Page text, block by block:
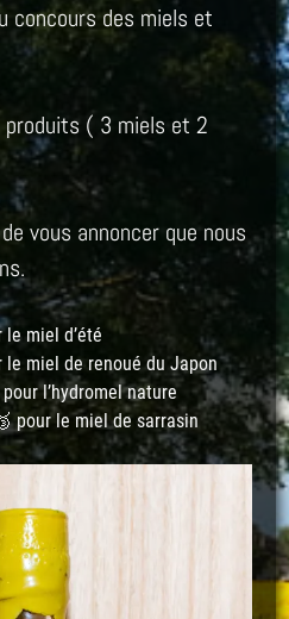
concours des miels et
produits ( 3 miels et 2
vous annoncer que nous
le miel d’été
le miel de renoué du Japon
l’hydromel nature
pour le miel de sarrasin